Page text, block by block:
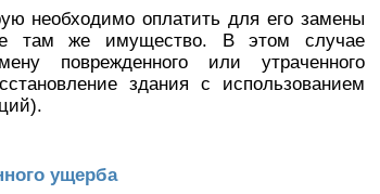
необходимо оплатить для его замены
там же имущество. В этом случае
поврежденного или утраченного
здания с использованием
ущерба